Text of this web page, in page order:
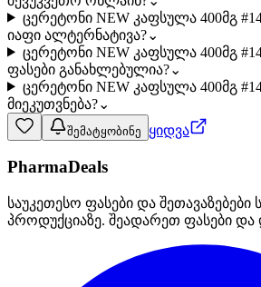
ცერეტონი NEW კაფსულა 400მგ
იაფი ალტერნატივა?⌄
ცერეტონი NEW კაფსულა 400მგ
ფასები განახლებულია?⌄
ცერეტონი NEW კაფსულა 400მგ
მიეკუთვნება?⌄
შემატყობინე ყიდვა
PharmaDeals
საუკეთესო ფასები და შეთავაზებები
პროდუქციაზე. შეადარეთ ფასები